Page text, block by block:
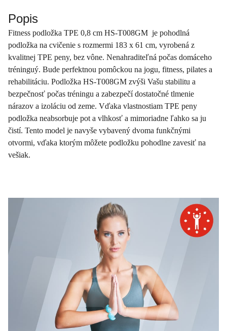
Popis
Fitness podložka TPE 0,8 cm HS-T008GM je pohodlná
podložka na cvičenie s rozmermi 183 x 61 cm, vyrobená z
kvalitnej TPE peny, bez vône. Nenahraditeľná počas domáceho
tréninguý. Bude perfektnou pomôckou na jogu, fitness, pilates a
rehabilitáciu. Podložka HS-T008GM zvýši Vašu stabilitu a
bezpečnosť počas tréningu a zabezpečí dostatočné tlmenie
nárazov a izoláciu od zeme. Vďaka vlastnostiam TPE peny
podložka neabsorbuje pot a vlhkosť a mimoriadne ľahko sa ju
čistí. Tento model je navyše vybavený dvoma funkčnými
otvormi, vďaka ktorým môžete podložku pohodlne zavesiť na
vešiak.